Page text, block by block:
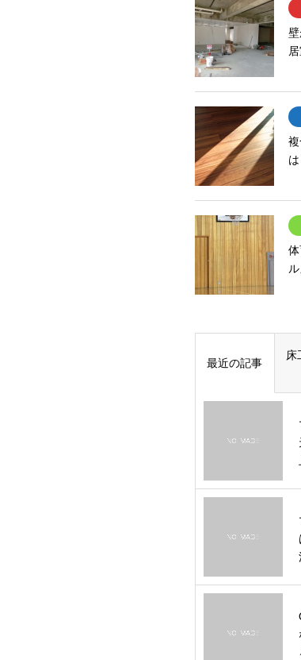
は
ル
最近の記事
床